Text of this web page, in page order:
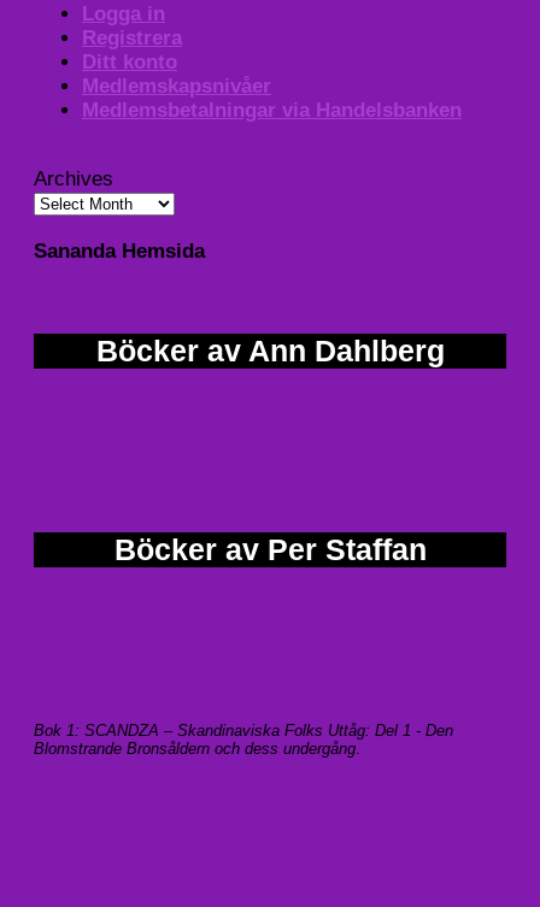
Logga in
Registrera
Ditt konto
Medlemskapsnivåer
Medlemsbetalningar via Handelsbanken
Archives
Sananda Hemsida
Böcker av Ann Dahlberg
Böcker av Per Staffan
Bok 1: SCANDZA – Skandinaviska Folks Uttåg: Del 1 - Den
Blomstrande Bronsåldern och dess undergång.